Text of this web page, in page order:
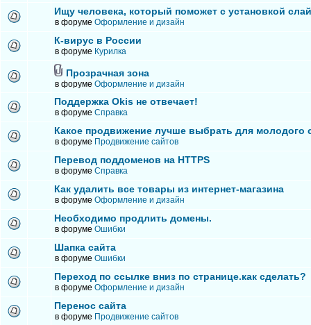
Ищу человека, который поможет с установкой
в форуме Оформление и дизайн
К-вирус в России
в форуме Курилка
Прозрачная зона
в форуме Оформление и дизайн
Поддержка Okis не отвечает!
в форуме Справка
Какое продвижение лучше выбрать для молодого
в форуме Продвижение сайтов
Перевод поддоменов на HTTPS
в форуме Справка
Как удалить все товары из интернет-магазина
в форуме Оформление и дизайн
Необходимо продлить домены.
в форуме Ошибки
Шапка сайта
в форуме Ошибки
Переход по ссылке вниз по странице.как сделать?
в форуме Оформление и дизайн
Перенос сайта
в форуме Продвижение сайтов